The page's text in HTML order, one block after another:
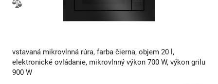
vstavaná mikrovlnná rúra, farba čierna, objem 20 l,
elektronické ovládanie, mikrovlnný výkon 700 W, výkon grilu
900 W